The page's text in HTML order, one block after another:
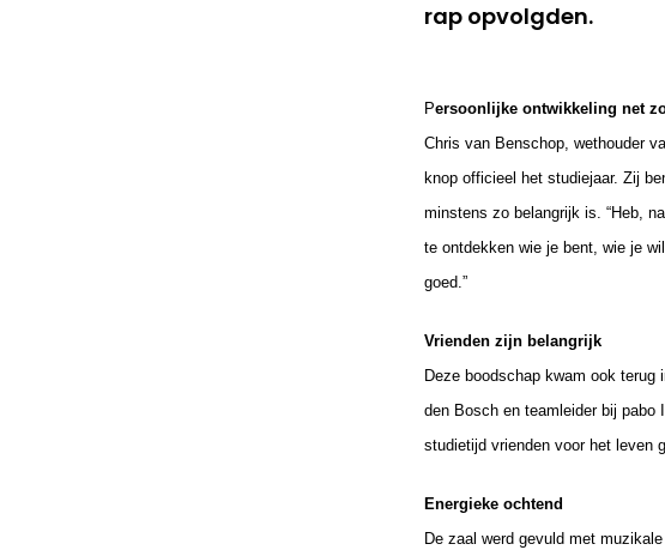
rap opvolgden.
Persoonlijke ontwikkeling net
Chris van Benschop, wethouder
knop officieel het studiejaar. Zij
minstens zo belangrijk is. “Heb,
te ontdekken wie je bent, wie je
goed.”
Vrienden zijn belangrijk
Deze boodschap kwam ook
den Bosch en teamleider bij pabo
studietijd vrienden voor het leven
Energieke ochtend
De zaal werd gevuld met